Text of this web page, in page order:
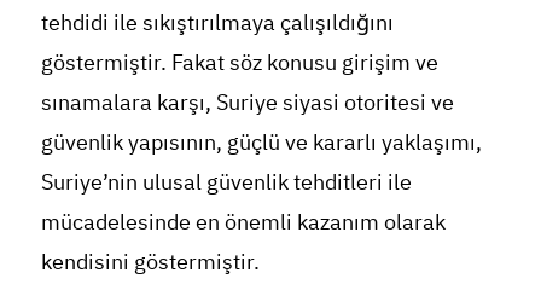
tehdidi ile sıkıştırılmaya çalışıldığını
göstermiştir. Fakat söz konusu girişim ve
sınamalara karşı, Suriye siyasi otoritesi ve
güvenlik yapısının, güçlü ve kararlı yaklaşımı,
Suriye’nin ulusal güvenlik tehditleri ile
mücadelesinde en önemli kazanım olarak
kendisini göstermiştir.